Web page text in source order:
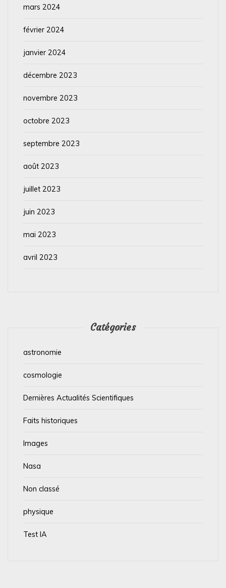
mars 2024
février 2024
janvier 2024
décembre 2023
novembre 2023
octobre 2023
septembre 2023
août 2023
juillet 2023
juin 2023
mai 2023
avril 2023
Catégories
astronomie
cosmologie
Dernières Actualités Scientifiques
Faits historiques
Images
Nasa
Non classé
physique
Test IA